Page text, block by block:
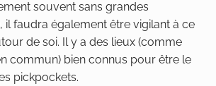
souvent sans grandes
il faudra également être vigilant à ce
de soi. Il y a des lieux (comme
commun) bien connus pour être le
pickpockets.